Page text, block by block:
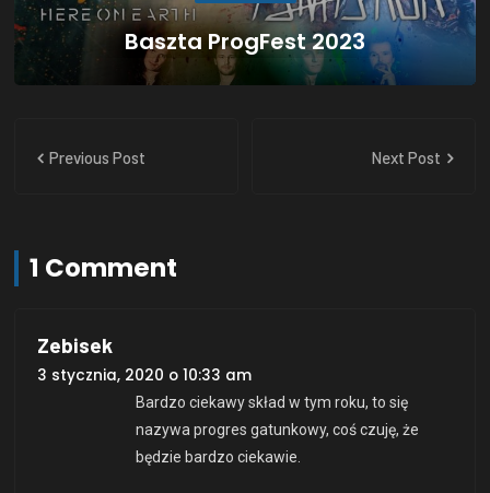
Baszta ProgFest 2023
Previous Post Next Post
1 Comment
Zebisek
3 stycznia, 2020 o 10:33 am
Bardzo ciekawy skład w tym roku, to się
nazywa progres gatunkowy, coś czuję, że
będzie bardzo ciekawie.